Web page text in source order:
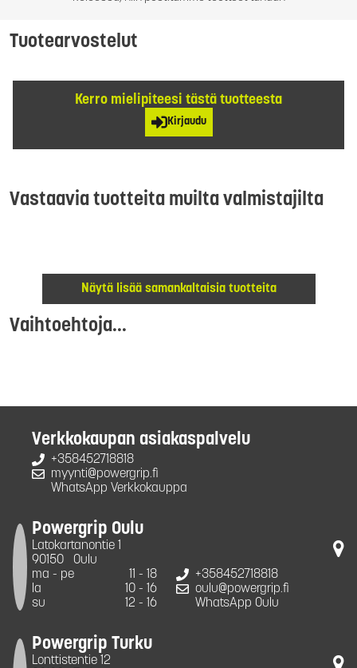
Tuotearvostelut
Kerro mielipiteesi tästä tuotteesta
Kirjaudu
Vastaavia tuotteita muilta valmistajilta
Näytä lisää samankaltaisia tuotteita
Vaihtoehtoja...
Verkkokaupan asiakaspalvelu
+358452718818
myynti@powergrip.fi
WhatsApp Verkkokauppa
Powergrip Oulu
Latokartanontie 1
90150
Oulu
ma - pe
11 - 18
la
10 - 16
su
12 - 16
+358452718818
oulu@powergrip.fi
WhatsApp Oulu
Powergrip Turku
Lonttistentie 12